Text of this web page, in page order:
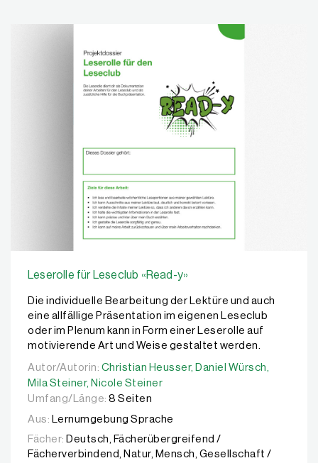
Leserolle für Leseclub «Read-y»
Die individuelle Bearbeitung der Lektüre und auch
eine allfällige Präsentation im eigenen Leseclub
oder im Plenum kann in Form einer Leserolle auf
motivierende Art und Weise gestaltet werden.
Autor/Autorin: Christian Heusser, Daniel Würsch,
Autor/Autorin: Christian Heusser, Daniel Würsch,
Mila Steiner, Nicole Steiner
Umfang/Länge: 8 Seiten
Aus:
Lernumgebung Sprache
Fächer: Deutsch, Fächerübergreifend /
Fächerverbindend, Natur, Mensch, Gesellschaft /